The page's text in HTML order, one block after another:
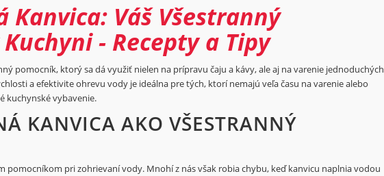
Kanvica: Váš Všestranný
- Recepty a Tipy
pomocník, ktorý sa dá využiť nielen na prípravu čaju a kávy, ale aj na varenie jednoduchých
a efektivite ohrevu vody je ideálna pre tých, ktorí nemajú veľa času na varenie alebo
kuchynské vybavenie.
KANVICA AKO VŠESTRANNÝ
pomocníkom pri zohrievaní vody. Mnohí z nás však robia chybu, keď kanvicu naplnia vodou